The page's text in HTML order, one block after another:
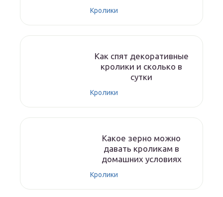
Кролики
Как спят декоративные
кролики и сколько в
сутки
Кролики
Какое зерно можно
давать кроликам в
домашних условиях
Кролики